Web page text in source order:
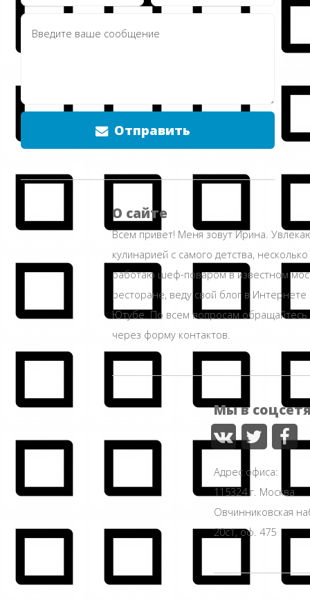
Отправить
О сайте
Всем привет! Меня зовут Ирина.
кулинарией с самого детства,
работаю шеф-поваром в известном
ресторане, веду свой блог в Интернете
Ютубе. По всем вопросам
через форму контактов.
Мы в
Адрес офиса:
115324 г. Москва
Овчинниковская
20с1, оф. 475